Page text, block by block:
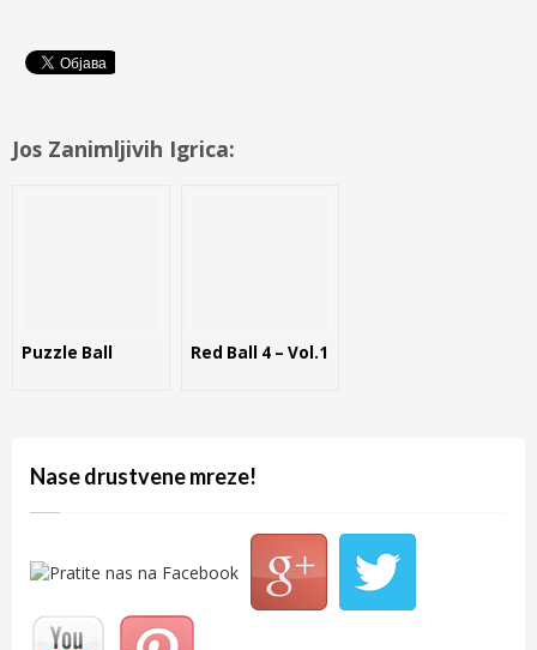
Jos Zanimljivih Igrica:
Puzzle Ball Red Ball 4 – Vol.1
Nase drustvene mreze!